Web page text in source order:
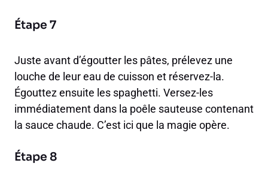
Étape 7
Juste avant d’égoutter les pâtes, prélevez une
louche de leur eau de cuisson et réservez-la.
Égouttez ensuite les spaghetti. Versez-les
immédiatement dans la poêle sauteuse contenant
la sauce chaude. C’est ici que la magie opère.
Étape 8